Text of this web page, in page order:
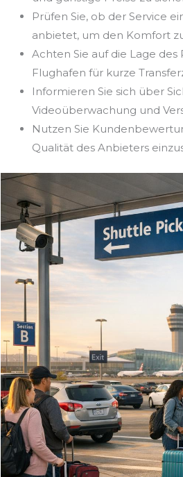
Prüfen Sie, ob der Service
anbietet, um den Komfort
Achten Sie auf die Lage
Flughafen für kurze
Informieren Sie sich über
Videoüberwachung und
Nutzen Sie
Qualität des Anbieters